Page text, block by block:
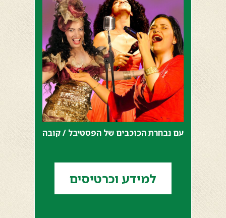
עם נבחרת הכוכבים של הפסטיבל / קובה
למידע וכרטיסים